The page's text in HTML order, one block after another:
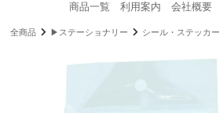
商品一覧 利用案内 会社概要
全商品 ▶ステーショナリー シール・ステッカー